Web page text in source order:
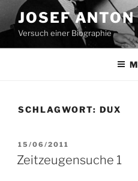
Inhalt
springen
JOSEF
Versuch einer Biographie
SCHLAGWORT: DUX
VERÖFFENTLICHT
AM
15/06/2011
Zeitzeugensuche 1